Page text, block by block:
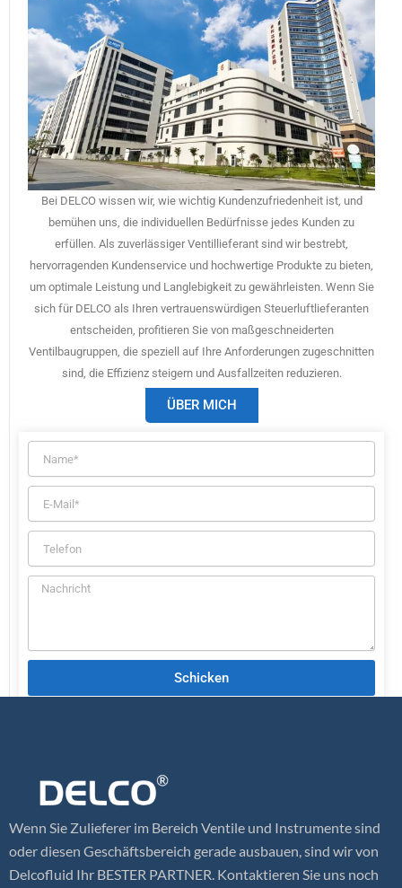
Bei DELCO wissen wir, wie wichtig Kundenzufriedenheit ist, und
bemühen uns, die individuellen Bedürfnisse jedes Kunden zu
erfüllen. Als zuverlässiger Ventillieferant sind wir bestrebt,
hervorragenden Kundenservice und hochwertige Produkte zu bieten,
um optimale Leistung und Langlebigkeit zu gewährleisten. Wenn Sie
sich für DELCO als Ihren vertrauenswürdigen Steuerluftlieferanten
entscheiden, profitieren Sie von maßgeschneiderten
Ventilbaugruppen, die speziell auf Ihre Anforderungen zugeschnitten
sind, die Effizienz steigern und Ausfallzeiten reduzieren.
ÜBER MICH
Schicken
Wenn Sie Zulieferer im Bereich Ventile und Instrumente sind
oder diesen Geschäftsbereich gerade ausbauen, sind wir von
Delcofluid Ihr BESTER PARTNER. Kontaktieren Sie uns noch